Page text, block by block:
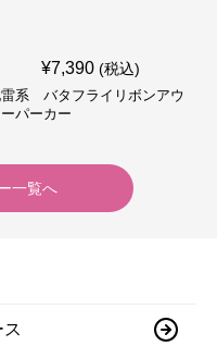
¥7,390 (税込)
系 バタフライリボンアウ
パーカー
一覧へ
ス